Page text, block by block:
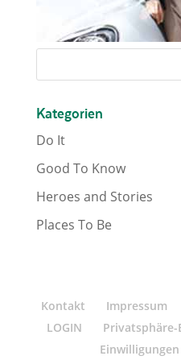
Kategorien
Do It
Good To Know
Heroes and Stories
Places To Be
Kontakt Impressum
LOGIN